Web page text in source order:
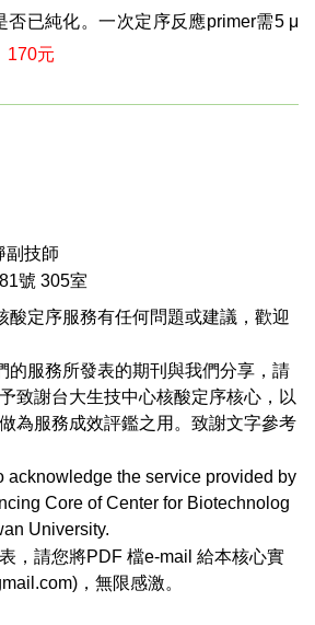
否已純化。一次定序反應primer需5 μ
170元
副技師
81號 305室
酸定序服務有任何問題或建議，歡迎
的服務所發表的期刊與我們分享，請
致謝台大生技中心核酸定序核心，以
為服務成效評鑑之用。致謝文字參考
acknowledge the service provided by
Core ofCenter for Biotechnolog
University.
，請您將PDF 檔e-mail 給本核心實
，無限感激。